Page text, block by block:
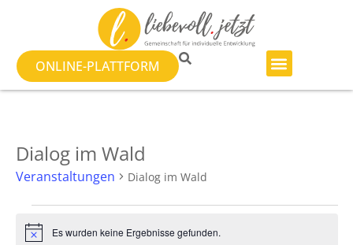
ONLINE-PLATTFORM
Dialog im Wald
Veranstaltungen Dialog im Wald
HinweisEs wurden keine Ergebnisse gefunden.